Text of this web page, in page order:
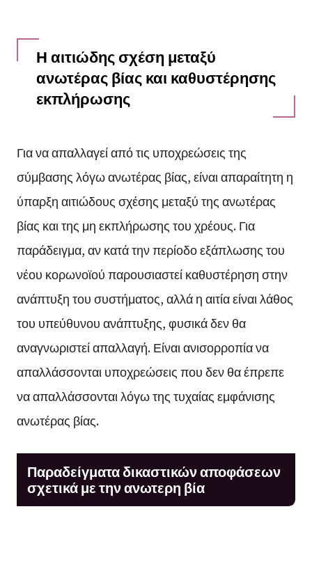
Η αιτιώδης σχέση μεταξύ
ανωτέρας βίας και καθυστέρησης
εκπλήρωσης
Για να απαλλαγεί από τις υποχρεώσεις της
σύμβασης λόγω ανωτέρας βίας, είναι απαραίτητη η
ύπαρξη αιτιώδους σχέσης μεταξύ της ανωτέρας
βίας και της μη εκπλήρωσης του χρέους. Για
παράδειγμα, αν κατά την περίοδο εξάπλωσης του
νέου κορωνοϊού παρουσιαστεί καθυστέρηση στην
ανάπτυξη του συστήματος, αλλά η αιτία είναι λάθος
του υπεύθυνου ανάπτυξης, φυσικά δεν θα
αναγνωριστεί απαλλαγή. Είναι ανισορροπία να
απαλλάσσονται υποχρεώσεις που δεν θα έπρεπε
να απαλλάσσονται λόγω της τυχαίας εμφάνισης
ανωτέρας βίας.
Παραδείγματα δικαστικών αποφάσεων
σχετικά με την ανωτερη βία